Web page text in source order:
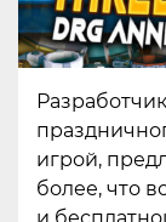
игрой,
более, что